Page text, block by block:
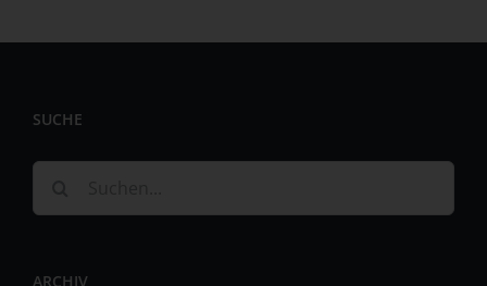
SUCHE
nach:
ARCHIV
personenbezogene Daten von dem für die Verarbeitung
Verarbeitung ist jeder mit oder ohne Hilfe automatisierter